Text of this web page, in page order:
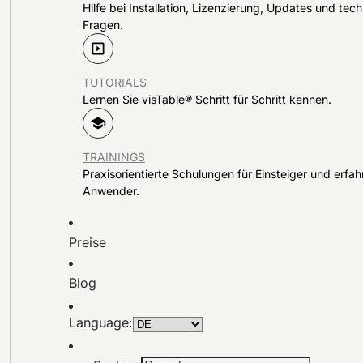
Hilfe bei Installation, Lizenzierung, Updates und
Fragen.
TUTORIALS
Lernen Sie visTable® Schritt für Schritt kennen.
TRAININGS
Praxisorientierte Schulungen für Einsteiger und
Anwender.
Preise
Blog
Language: